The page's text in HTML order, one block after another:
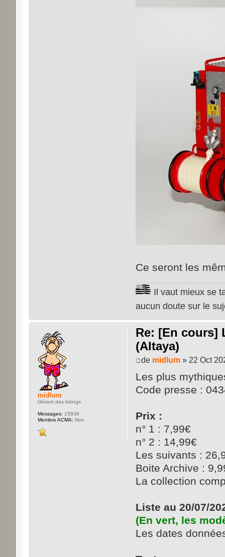
Ce seront les
Il vaut mieux se
aucun doute sur le
Re: [En cours]
(Altaya)
de midlum » 22 Oct
Les plus
Code presse :
Prix :
n° 1 : 7,99€
n° 2 : 14,99€
Les suivants :
Boite Archive :
La collection
Liste au 20/07/
(En vert, les
Les dates
midlum
Gérant des listings
Messages: 15938
Membre ACMA: Non